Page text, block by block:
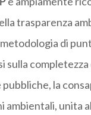
trasparenza
di
sulla completezza
la
ambientali, unita